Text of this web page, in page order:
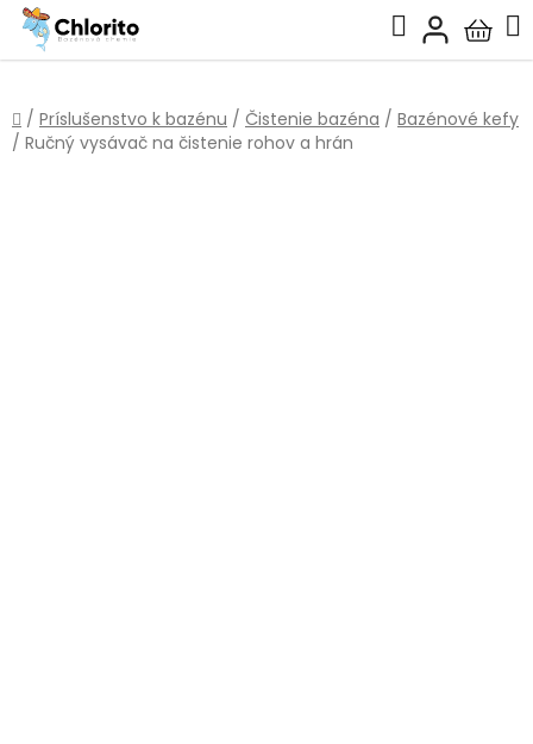
Prejsť
obsah
Hľadať
košík
Domov
/ Príslušenstvo k bazénu / Čistenie bazéna / Bazénové kefy
/ Ručný vysávač na čistenie rohov a hrán